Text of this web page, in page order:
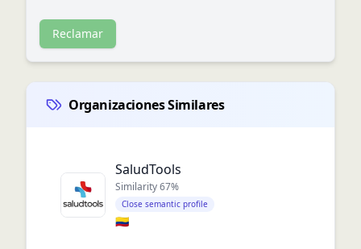
Reclamar
Organizaciones Similares
SaludTools
Similarity67%
Close semantic profile
🇨🇴